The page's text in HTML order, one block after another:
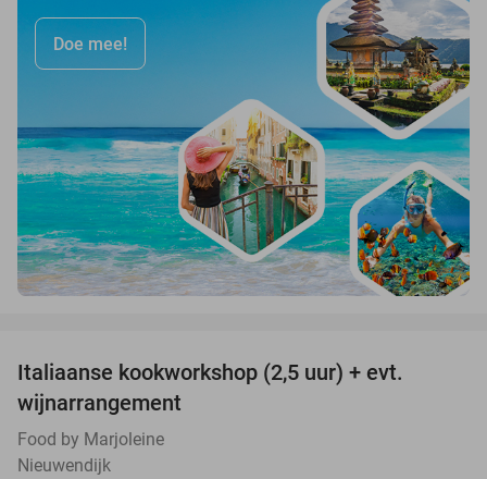
Doe mee!
Italiaanse kookworkshop (2,5 uur) + evt.
wijnarrangement
Food by Marjoleine
Nieuwendijk